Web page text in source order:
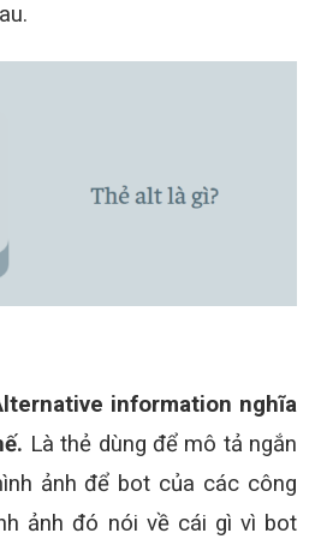
information nghĩa
Là thẻ dùng để mô tả ngắn
ảnh để bot của các công
ảnh đó nói về cái gì vì bot